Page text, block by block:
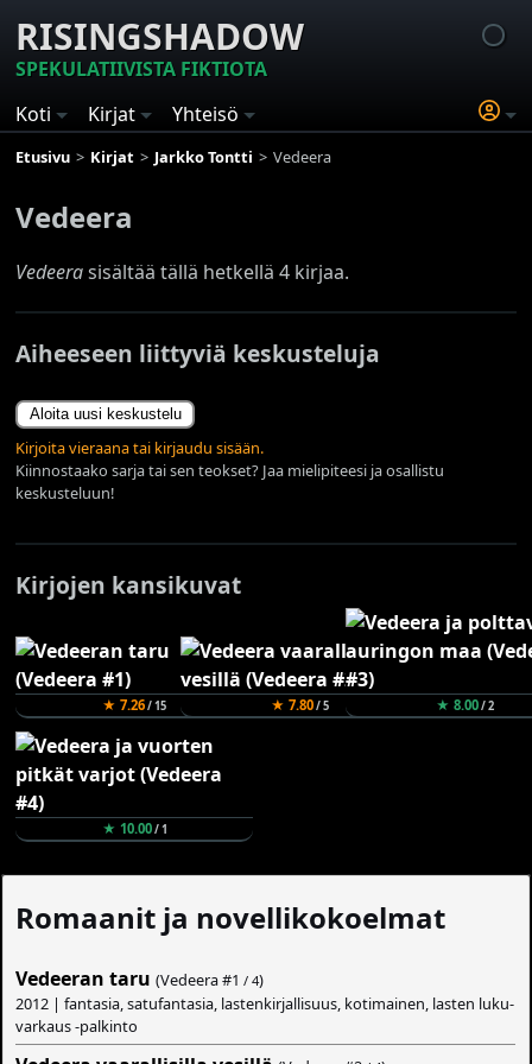
RISINGSHADOW
SPEKULATIIVISTA FIKTIOTA
Koti
Kirjat Yhteisö
Etusivu Kirjat Jarkko Tontti Vedeera
Vedeera
Vedeerasisältää tällä hetkellä 4 kirjaa.
Aiheeseen liittyviä keskusteluja
Aloita uusi keskustelu
Kirjoita vieraana tai kirjaudu sisään.
Kiinnostaako sarja tai sen teokset? Jaa mielipiteesi ja osallistu
keskusteluun!
Kirjojen kansikuvat
★ 7.26/ 15 ★ 7.80/ 5 ★ 8.00/ 2
★ 10.00/ 1
Romaanit ja novellikokoelmat
Vedeeran taru (Vedeera #1 / 4)
2012 | fantasia, satufantasia, lastenkirjallisuus, kotimainen, lasten luku-
varkaus -palkinto